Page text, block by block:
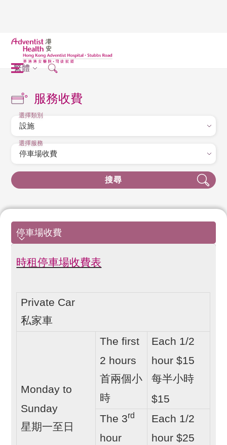
繁體
服務收費
選擇類別
選擇服務
搜尋
停車場收費
停車場收費
時租停車場收費表
Private Car
私家車
Monday to
Sunday
星期一至日
The first
2 hours
首兩個小
時
Each 1/2
hour $15
每半小時
$15
The 3rd
hour
Each 1/2
hour $25